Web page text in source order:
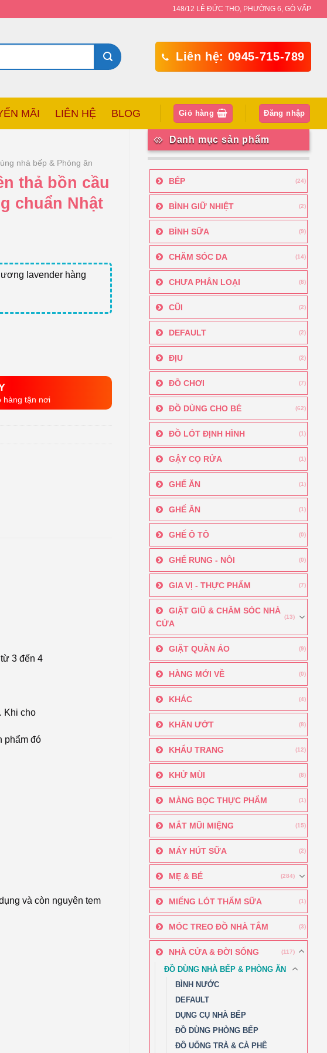
148/12 LÊ ĐỨC THỌ, PHƯỜNG 6, GÒ VẤP
Liên hệ: 0945-715-789
MÃI LIÊN HỆ BLOG Giỏ hàng Đăng nhập
Danh mục sản phẩm
BẾP (24)
BÌNH GIỮ NHIỆT (2)
BÌNH SỮA (9)
CHĂM SÓC DA (14)
CHƯA PHÂN LOẠI (8)
CŨI (2)
DEFAULT (2)
ĐỊU (2)
ĐỒ CHƠI (7)
ĐỒ DÙNG CHO BÉ (62)
ĐỒ LÓT ĐỊNH HÌNH (1)
GẬY CỌ RỬA (1)
GHẾ ĂN (1)
GHẾ ĂN (1)
GHẾ Ô TÔ (0)
GHẾ RUNG - NÔI (0)
GIA VỊ - THỰC PHẨM (7)
GIẶT GIŨ & CHĂM SÓC NHÀ
CỬA
(13)
GIẶT QUẦN ÁO (9)
HÀNG MỚI VỀ (0)
KHÁC (4)
KHĂN ƯỚT (8)
KHẨU TRANG (12)
KHỬ MÙI (8)
MÀNG BỌC THỰC PHẨM (1)
MẮT MŨI MIỆNG (15)
MÁY HÚT SỮA (2)
MẸ & BÉ (284)
MIẾNG LÓT THẤM SỮA (1)
MÓC TREO ĐỒ NHÀ TẮM (3)
NHÀ CỬA & ĐỜI SỐNG (117)
ĐỒ DÙNG NHÀ BẾP & PHÒNG ĂN
BÌNH NƯỚC
DEFAULT
DỤNG CỤ NHÀ BẾP
ĐỒ DÙNG PHÒNG BẾP
ĐỒ UỐNG TRÀ & CÀ PHÊ
nhà bếp & Phòng ăn
thả bồn cầu
chuẩn Nhật
lavender hàng
hàng tận nơi
3 đến 4
Khi cho
phẩm đó
và còn nguyên tem